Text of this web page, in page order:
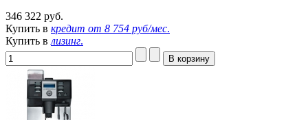
346 322 руб.
Купить в кредит от 8 754 руб/мес.
Купить в лизинг.